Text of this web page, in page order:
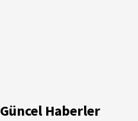
Güncel Haberler